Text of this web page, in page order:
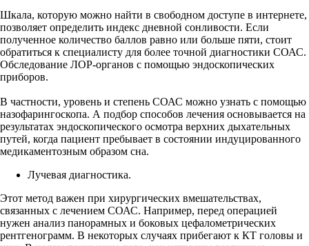
Шкала, которую можно найти в свободном доступе в интернете,
позволяет определить индекс дневной сонливости. Если
полученное количество баллов равно или больше пяти, стоит
обратиться к специалисту для более точной диагностики СОАС.
Обследование ЛОР-органов с помощью эндоскопических
приборов.
В частности, уровень и степень СОАС можно узнать с помощью
назофарингоскопа. А подбор способов лечения основывается на
результатах эндоскопического осмотра верхних дыхательных
путей, когда пациент пребывает в состоянии индуцированного
медикаментозным образом сна.
Лучевая диагностика.
Этот метод важен при хирургических вмешательствах,
связанных с лечением СОАС. Например, перед операцией
нужен анализ панорамных и боковых цефалометрических
рентгенограмм. В некоторых случаях прибегают к КТ головы и